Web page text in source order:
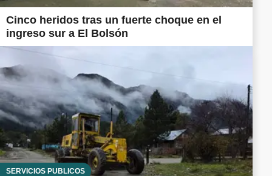
Cinco heridos tras un fuerte choque en el
ingreso sur a El Bolsón
SERVICIOS PÚBLICOS